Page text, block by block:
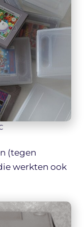
(tegen
werkten ook